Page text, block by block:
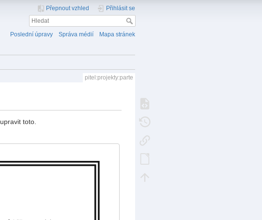
Přepnout vzhled Přihlásit se
Poslední úpravy Správa médií Mapa stránek
pitel:projekty:parte
upravit toto.